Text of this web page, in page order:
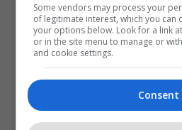
Some vendors may process your
of legitimate interest, which you can
your options below. Look for a link
or in the site menu to manage or
and cookie settings.
Consent